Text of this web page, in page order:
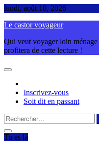
Skip
content
lundi, août 10, 2026
Le castor voyageur
Qui veut voyager loin
profitera de cette lecture !
Inscrivez-vous
Soit dit en passant
Rechercher :
Tu es là